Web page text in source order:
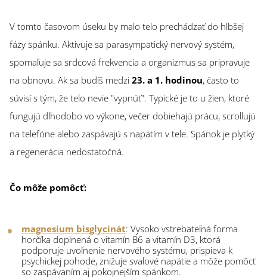
V tomto časovom úseku by malo telo prechádzať do hlbšej
fázy spánku. Aktivuje sa parasympatický nervový systém,
spomaľuje sa srdcová frekvencia a organizmus sa pripravuje
na obnovu. Ak sa budíš medzi 23. a 1. hodinou, často to
súvisí s tým, že telo nevie "vypnúť". Typické je to u žien, ktoré
fungujú dlhodobo vo výkone, večer dobiehajú prácu, scrollujú
na telefóne alebo zaspávajú s napätím v tele. Spánok je plytký
a regenerácia nedostatočná.
Čo môže pomôcť:
magnesium bisglycinát: Vysoko vstrebateľná forma
horčíka doplnená o vitamín B6 a vitamín D3, ktorá
podporuje uvoľnenie nervového systému, prispieva k
psychickej pohode, znižuje svalové napätie a môže pomôcť
so zaspávaním aj pokojnejším spánkom.